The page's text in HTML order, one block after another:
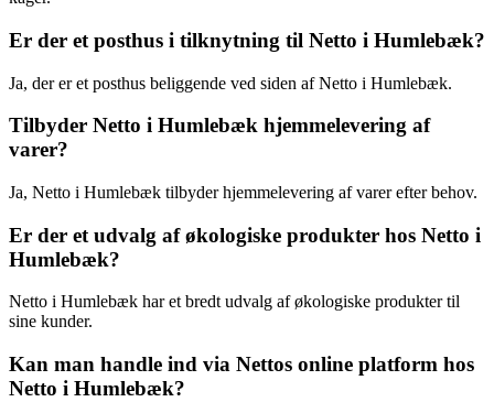
Er der et posthus i tilknytning til Netto i Humlebæk?
Ja, der er et posthus beliggende ved siden af Netto i Humlebæk.
Tilbyder Netto i Humlebæk hjemmelevering af
varer?
Ja, Netto i Humlebæk tilbyder hjemmelevering af varer efter behov.
Er der et udvalg af økologiske produkter hos Netto i
Humlebæk?
Netto i Humlebæk har et bredt udvalg af økologiske produkter til
sine kunder.
Kan man handle ind via Nettos online platform hos
Netto i Humlebæk?